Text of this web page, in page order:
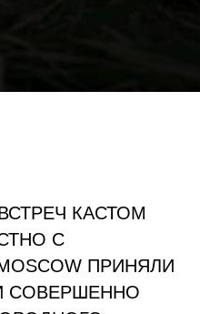
КАСТОМ
С
ПРИНЯЛИ
СОВЕРШЕННО